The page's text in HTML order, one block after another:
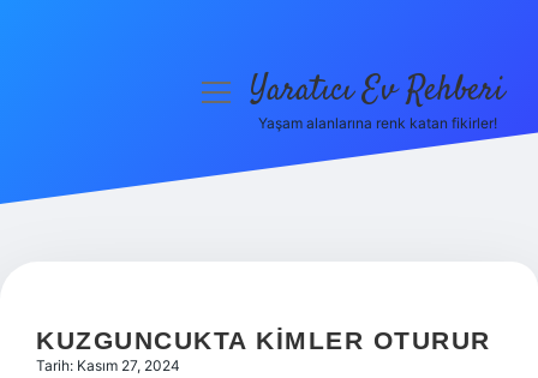
Hakkımızda
menüyüYaratıcı Ev Rehberi
Yaşam alanlarına renk katan fikirler!
KUZGUNCUKTA KIMLER OTURUR
Tarih: Kasım 27, 2024